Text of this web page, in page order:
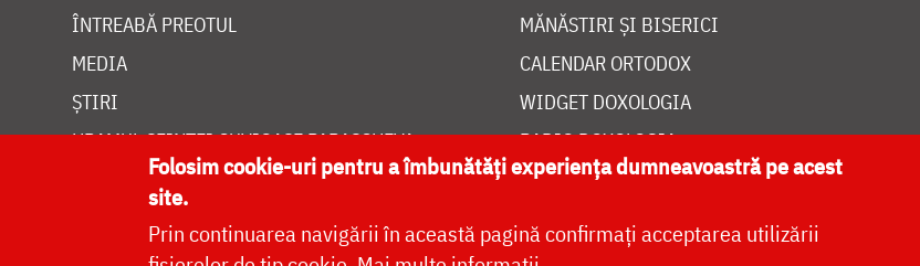
ÎNTREABĂ PREOTUL
MEDIA
ȘTIRI
HRAMUL SFINTEI CUVIOASE PARASCHEVA
MĂNĂSTIRI ȘI BISERICI
CALENDAR ORTODOX
WIDGET DOXOLOGIA
RADIO DOXOLOGIA
Folosim cookie-uri pentru a îmbunătăți experiența dumneavoastră pe acest
site.
Prin continuarea navigării în această pagină confirmați acceptarea utilizării